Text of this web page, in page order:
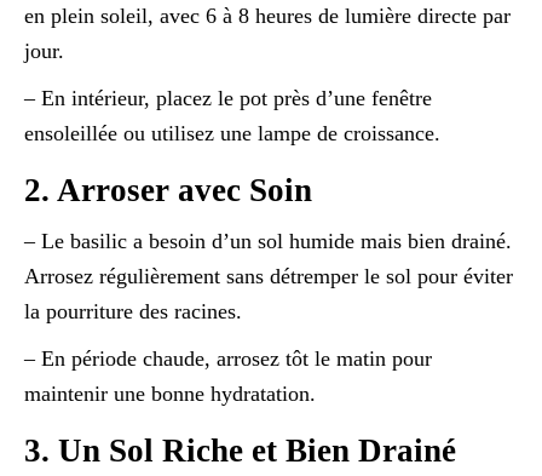
en plein soleil, avec 6 à 8 heures de lumière directe par
jour.
– En intérieur, placez le pot près d’une fenêtre
ensoleillée ou utilisez une lampe de croissance.
2. Arroser avec Soin
– Le basilic a besoin d’un sol humide mais bien drainé.
Arrosez régulièrement sans détremper le sol pour éviter
la pourriture des racines.
– En période chaude, arrosez tôt le matin pour
maintenir une bonne hydratation.
3. Un Sol Riche et Bien Drainé